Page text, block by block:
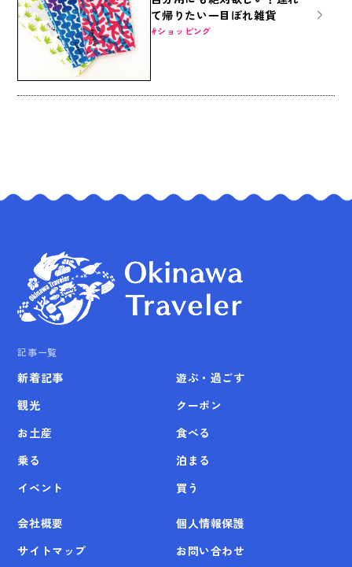
て帰りたい一目ぼれ雑貨
ショッピング
記事一覧
新着記事
観光
お土産
乗る
イベント
遊ぶ・過ごす
クーポン
食べる
泊まる
買う
会社概要
個人情報保護
サイトマップ
お問い合わせ